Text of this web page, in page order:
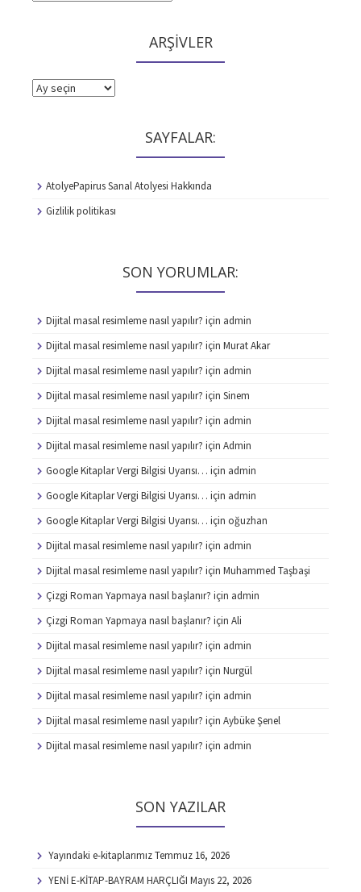
ARŞİVLER
ARŞİVLER
SAYFALAR:
AtolyePapirus Sanal Atolyesi Hakkında
Gizlilik politikası
SON YORUMLAR:
Dijital masal resimleme nasıl yapılır? için admin
Dijital masal resimleme nasıl yapılır? için Murat Akar
Dijital masal resimleme nasıl yapılır? için admin
Dijital masal resimleme nasıl yapılır? için Sinem
Dijital masal resimleme nasıl yapılır? için admin
Dijital masal resimleme nasıl yapılır? için Admin
Google Kitaplar Vergi Bilgisi Uyarısı… için admin
Google Kitaplar Vergi Bilgisi Uyarısı… için admin
Google Kitaplar Vergi Bilgisi Uyarısı… için oğuzhan
Dijital masal resimleme nasıl yapılır? için admin
Dijital masal resimleme nasıl yapılır? için Muhammed Taşbaşi
Çizgi Roman Yapmaya nasıl başlanır? için admin
Çizgi Roman Yapmaya nasıl başlanır? için Ali
Dijital masal resimleme nasıl yapılır? için admin
Dijital masal resimleme nasıl yapılır? için Nurgül
Dijital masal resimleme nasıl yapılır? için admin
Dijital masal resimleme nasıl yapılır? için Aybüke Şenel
Dijital masal resimleme nasıl yapılır? için admin
SON YAZILAR
Yayındaki e-kitaplarımızTemmuz 16, 2026
YENİ E-KİTAP-BAYRAM HARÇLIĞI Mayıs 22, 2026